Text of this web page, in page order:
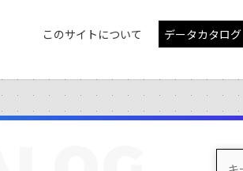
このサイトについて データカタログ